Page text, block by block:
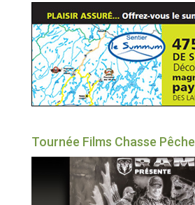
Tournée Films Chasse Pêche